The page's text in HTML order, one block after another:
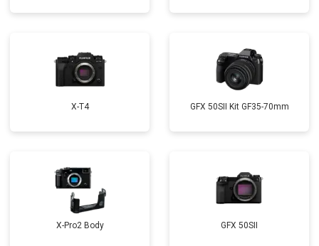
X-T4 GFX 50SII Kit GF35-70mm
X-Pro2 Body GFX 50SII